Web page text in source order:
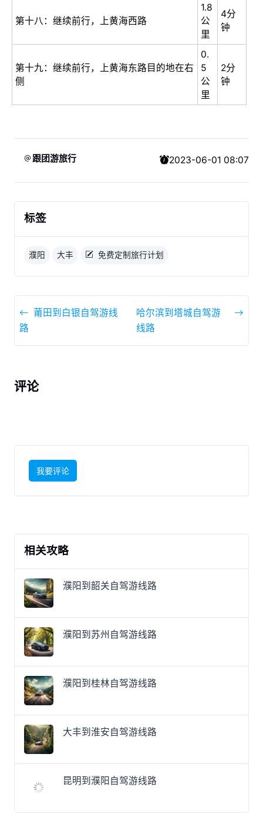
第十八：继续前行，上黄海西路
1.8
公
里
4分
钟
第十九：继续前行，上黄海东路目的地在右
侧
0.
5
公
里
2分
钟
跟团游旅行 2023-06-01 08:07
标签
濮阳 大丰 免费定制旅行计划
莆田到白银自驾游线
路
哈尔滨到塔城自驾游
线路
评论
我要评论
相关攻略
濮阳到韶关自驾游线路
濮阳到苏州自驾游线路
濮阳到桂林自驾游线路
大丰到淮安自驾游线路
昆明到濮阳自驾游线路